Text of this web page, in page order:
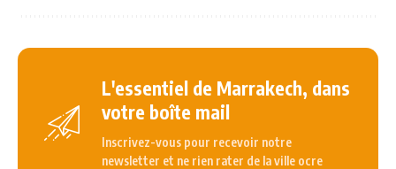
L'essentiel de Marrakech, dans
votre boîte mail
Inscrivez-vous pour recevoir notre
newsletter et ne rien rater de la ville ocre